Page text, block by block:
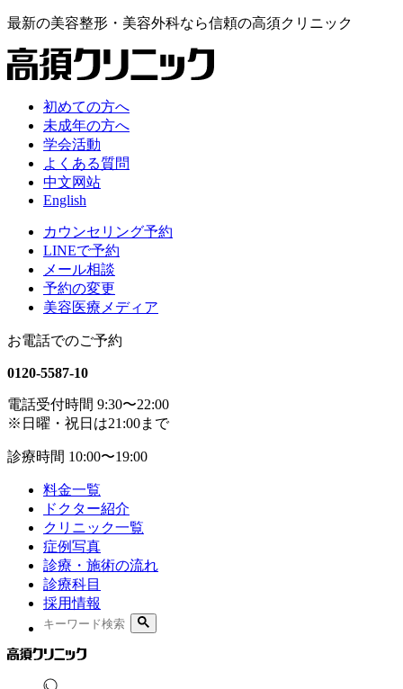
最新の美容整形・美容外科なら信頼の高須クリニック
初めての方へ
未成年の方へ
学会活動
よくある質問
中文网站
English
カウンセリング予約
LINEで予約
メール相談
予約の変更
美容医療メディア
お電話でのご予約
0120-5587-10
電話受付時間 9:30〜22:00
※日曜・祝日は21:00まで
診療時間 10:00〜19:00
料金一覧
ドクター紹介
クリニック一覧
症例写真
診療・施術の流れ
診療科目
採用情報